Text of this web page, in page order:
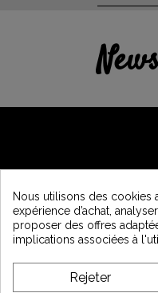
A
Qui
Programme
Affiliation
Vintage
Nous utilisons des cookies
expérience d’achat,
proposer des offres
implications associées à
Rejeter